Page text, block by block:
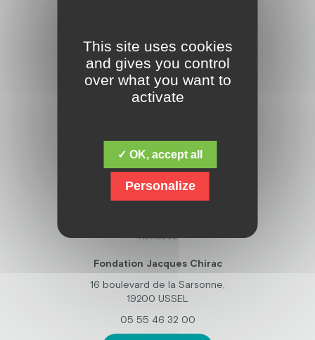
Découvrez la fondation Jacques Chirac,
dont la mission fondamentale est de
répondre aux besoins des personnes
elle ne s’arrête pas là, et œuvre
également la recherche sur
l’amélioration de l’accompagnement
des personnes handicapées.
ADRESSE
Fondation Jacques Chirac
16 boulevard de la Sarsonne,
19200 USSEL
05 55 46 32 00
This site uses cookies
and gives you control
over what you want to
activate
✓ OK, accept all
Personalize